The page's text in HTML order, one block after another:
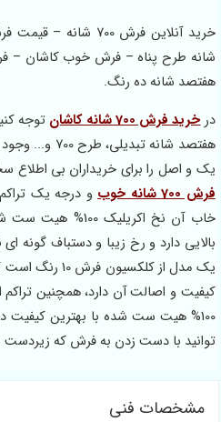
شانه طرح پناه – فرش خوب کاشان –
هفتصد شانه ده رنگ.
درخرید فرش 700 شانه کاشان
توجه
یک و اصل را برای خریداران بی
فرش 700 شانه خوب
خاب آن نخ اکریلیک
بالایی دارد و رخ زیبا و دستباف گونه ای
یک مدل از
100% هیت ست شده با بهترین کیفیت
توانید با دست زدن به فرش که زیردست
مشخصات فنی